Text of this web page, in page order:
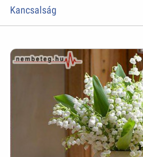
Kancsalság